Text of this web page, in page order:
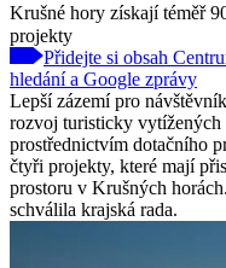
Krušné hory získají téměř
projekty
Přidejte si obsah
hledání a Google zprávy
Lepší zázemí pro
rozvoj turisticky
prostřednictvím dotačního
čtyři projekty, které mají
prostoru v Krušných
schválila krajská rada.